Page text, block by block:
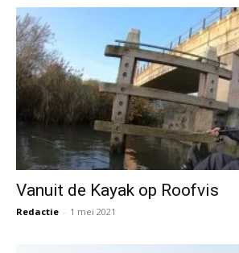
Vanuit de Kayak op Roofvis
Redactie - 1 mei 2021